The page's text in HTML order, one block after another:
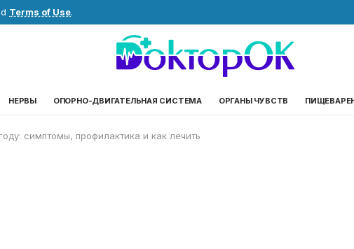
Terms of Use.
НЕРВЫ ОПОРНО-ДВИГАТЕЛЬНАЯ СИСТЕМА ОРГАНЫ ЧУВСТВ
симптомы, профилактика и как лечить